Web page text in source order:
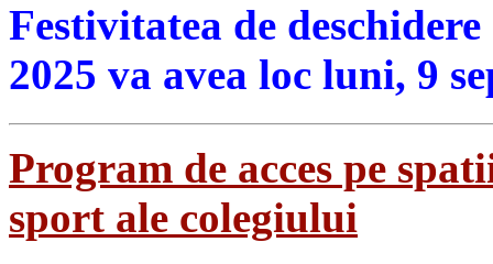
Festivitatea de
2025 va avea loc luni, 9
Program de acces pe
sport ale colegiului